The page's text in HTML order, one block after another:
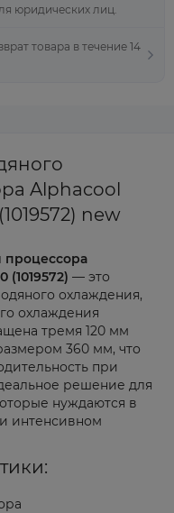
юридических лиц.
товара в течение 14
Alphacool
new
процессора
— это
охлаждения,
охлаждения
тремя 120 мм
360 мм, что
при
решение для
нуждаются в
интенсивном